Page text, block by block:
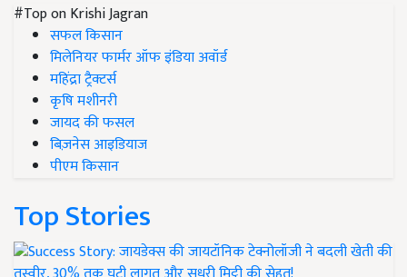
#Top on Krishi Jagran
सफल किसान
मिलेनियर फार्मर ऑफ इंडिया अवॉर्ड
महिंद्रा ट्रैक्टर्स
कृषि मशीनरी
जायद की फसल
बिज़नेस आइडियाज
पीएम किसान
Top Stories